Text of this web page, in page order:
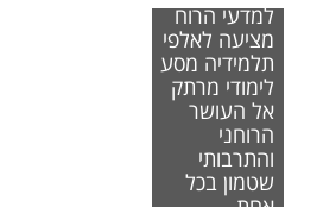
למדעי הרוח
מציעה לאלפי
תלמידיה מסע
לימודי מרתק
אל העושר
הרוחני
והתרבותי
שטמון בכל